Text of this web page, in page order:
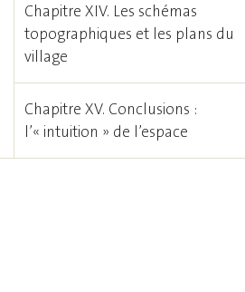
Chapitre XIV. Les schémas
topographiques et les plans du
village
Chapitre XV. Conclusions :
l’« intuition » de l’espace